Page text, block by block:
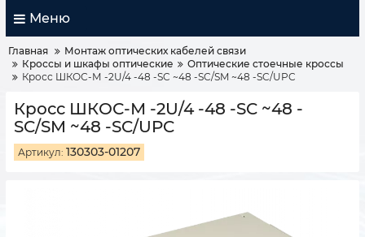
Меню
Главная
Монтаж оптических кабелей связи
Кроссы и шкафы оптические
Оптические стоечные кроссы
Кросс ШКОС-М -2U/4 -48 -SC ~48 -SC/SM ~48 -SC/UPC
Кросс ШКОС-М -2U/4 -48 -SC ~48 -
SC/SM ~48 -SC/UPC
Артикул: 130303-01207